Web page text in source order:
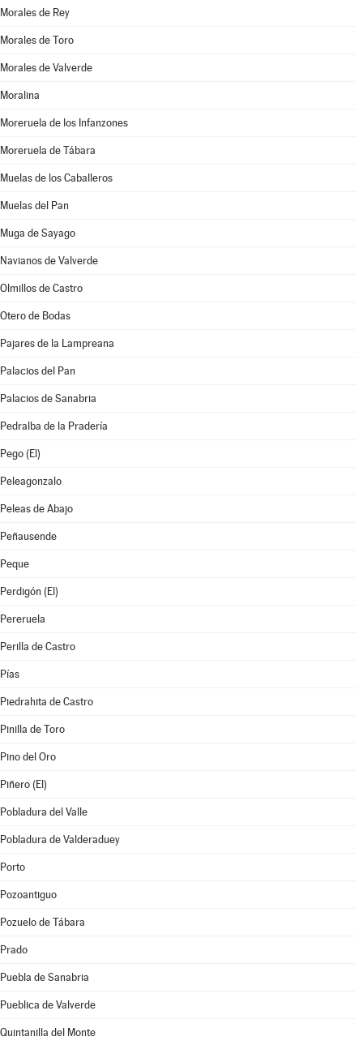
Morales de Rey
Morales de Toro
Morales de Valverde
Moralina
Moreruela de los Infanzones
Moreruela de Tábara
Muelas de los Caballeros
Muelas del Pan
Muga de Sayago
Navianos de Valverde
Olmillos de Castro
Otero de Bodas
Pajares de la Lampreana
Palacios del Pan
Palacios de Sanabria
Pedralba de la Pradería
Pego (El)
Peleagonzalo
Peleas de Abajo
Peñausende
Peque
Perdigón (El)
Pereruela
Perilla de Castro
Pías
Piedrahita de Castro
Pinilla de Toro
Pino del Oro
Piñero (El)
Pobladura del Valle
Pobladura de Valderaduey
Porto
Pozoantiguo
Pozuelo de Tábara
Prado
Puebla de Sanabria
Pueblica de Valverde
Quintanilla del Monte